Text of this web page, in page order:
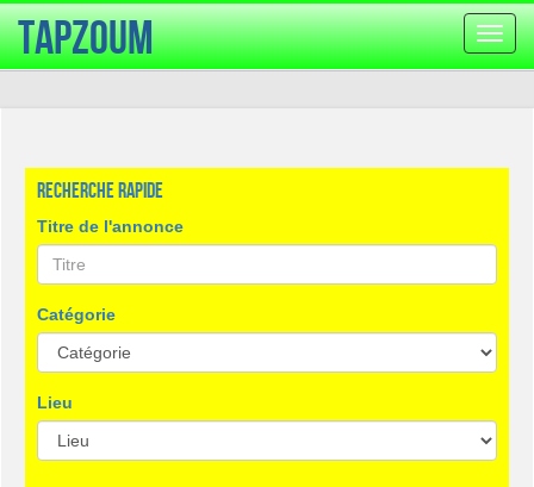
la
TapZoum
Recherche rapide
Titre de l'annonce
Catégorie
Lieu